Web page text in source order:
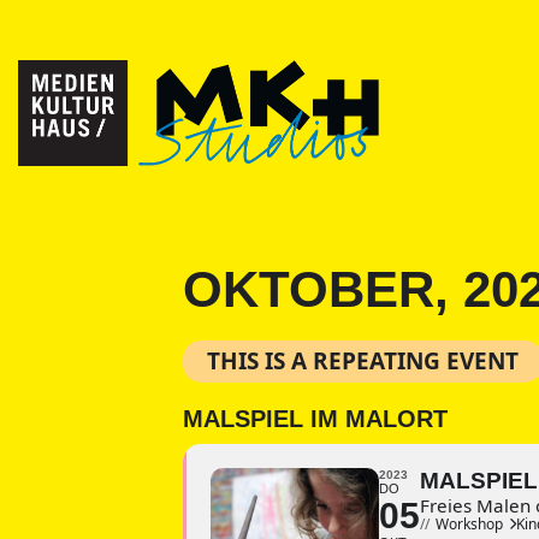
OKTOBER,
THIS IS A REPEATING EVENT
MALSPIEL IM MALORT
2023
DO
05Freies Malen
// Workshop